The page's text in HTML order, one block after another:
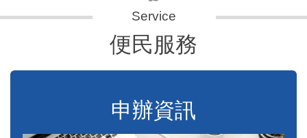
便民服務
申辦資訊